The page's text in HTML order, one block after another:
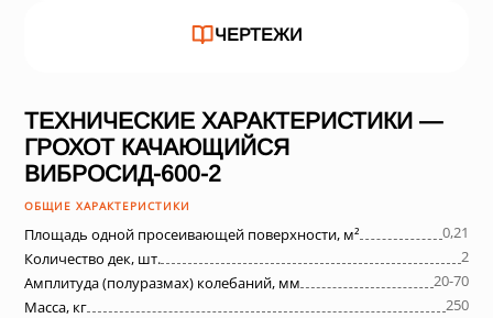
ЧЕРТЕЖИ
ТЕХНИЧЕСКИЕ ХАРАКТЕРИСТИКИ —
ГРОХОТ КАЧАЮЩИЙСЯ
ВИБРОСИД-600-2
ОБЩИЕ ХАРАКТЕРИСТИКИ
Площадь одной просеивающей поверхности, м²
0,21
Количество дек, шт.
2
Амплитуда (полуразмах) колебаний, мм
20-70
Масса, кг
250